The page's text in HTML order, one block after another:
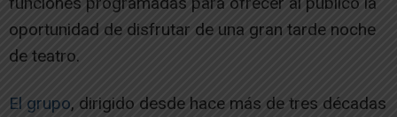
oportunidad de disfrutar de una gran tarde noche
de teatro.
El grupo, dirigido desde hace más de tres décadas